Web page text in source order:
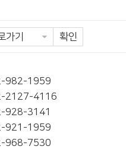
확인
982-1959
2127-4116
928-3141
921-1959
968-7530